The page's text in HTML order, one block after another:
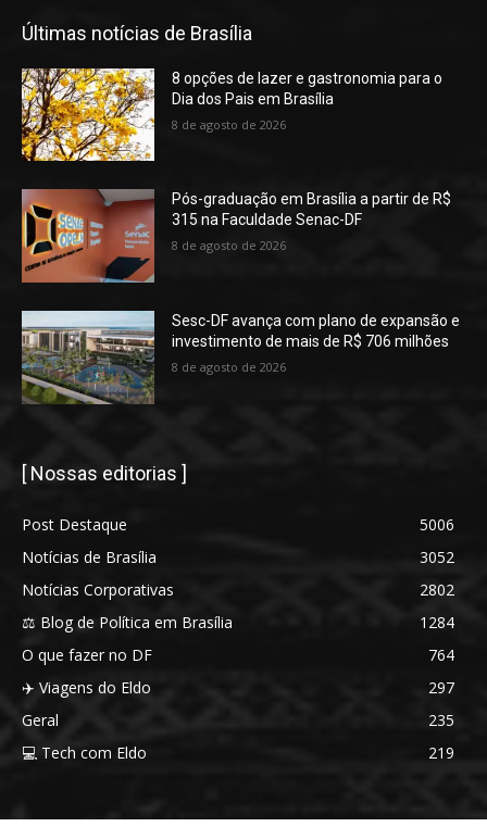
Últimas notícias de Brasília
8 opções de lazer e gastronomia para o
Dia dos Pais em Brasília
8 de agosto de 2026
Pós-graduação em Brasília a partir de R$
315 na Faculdade Senac-DF
8 de agosto de 2026
Sesc-DF avança com plano de expansão e
investimento de mais de R$ 706 milhões
8 de agosto de 2026
[ Nossas editorias ]
Post Destaque
5006
Notícias de Brasília
3052
Notícias Corporativas
2802
⚖️ Blog de Política em Brasília
1284
O que fazer no DF
764
✈️ Viagens do Eldo
297
Geral
235
💻 Tech com Eldo
219